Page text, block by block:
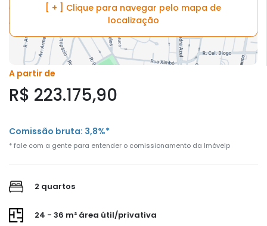
[ + ] Clique para navegar pelo mapa de
localização
A partir de
R$ 223.175,90
Comissão bruta: 3,8%*
* fale com a gente para entender o comissionamento da Imóvelp
2 quartos
24 - 36 m² área útil/privativa